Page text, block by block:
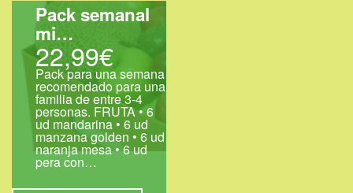
Pack semanal
mi…
22,99€
Pack para una semana
recomendado para una
familia de entre 3-4
personas. FRUTA • 6
ud mandarina • 6 ud
manzana golden • 6 ud
naranja mesa • 6 ud
pera con…